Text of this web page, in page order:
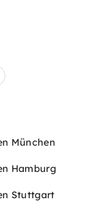
München
Hamburg
Stuttgart